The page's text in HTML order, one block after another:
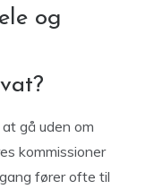
og
gå uden om
kommissioner
fører ofte til